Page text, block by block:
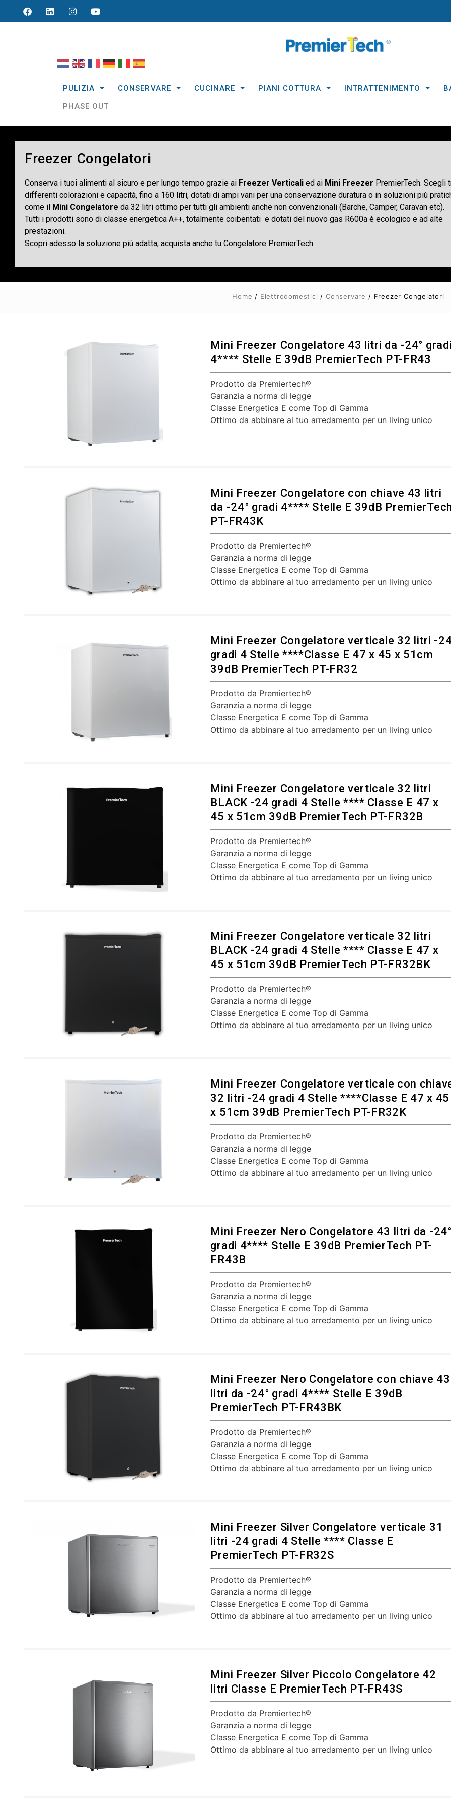
PULIZIA CONSERVARE CUCINARE PIANI COTTURA INTRATTENIMENTO
PHASE OUT
Freezer Congelatori
Conserva i tuoi alimenti al sicuro e per lungo tempo grazie ai Freezer Verticali ed ai Mini Freezer PremierTech. Scegli
differenti colorazioni e capacità, fino a 160 litri, dotati di ampi vani per una conservazione duratura o in soluzioni più
come il Mini Congelatore da 32 litri ottimo per tutti gli ambienti anche non convenzionali (Barche, Camper, Caravan etc).
Tutti i prodotti sono di classe energetica A++, totalmente coibentati e dotati del nuovo gas R600a è ecologico e ad alte
prestazioni.
Scopri adesso la soluzione più adatta, acquista anche tu Congelatore PremierTech.
Home / Elettrodomestici /Conservare / Freezer Congelatori
Mini Freezer Congelatore 43 litri da -24° gradi
4**** Stelle E 39dB PremierTech PT-FR43
Prodotto da Premiertech®
Garanzia a norma di legge
Classe Energetica E come Top di Gamma
Ottimo da abbinare al tuo arredamento per un living unico
Mini Freezer Congelatore con chiave 43 litri
da -24° gradi 4**** Stelle E 39dB
PT-FR43K
Prodotto da Premiertech®
Garanzia a norma di legge
Classe Energetica E come Top di Gamma
Ottimo da abbinare al tuo arredamento per un living unico
Mini Freezer Congelatore verticale 32 litri -
gradi 4 Stelle ****Classe E 47 x 45 x 51cm
39dB PremierTech PT-FR32
Prodotto da Premiertech®
Garanzia a norma di legge
Classe Energetica E come Top di Gamma
Ottimo da abbinare al tuo arredamento per un living unico
Mini Freezer Congelatore verticale 32 litri
BLACK -24 gradi 4 Stelle **** Classe E 47 x
45 x 51cm 39dB PremierTech PT-FR32B
Prodotto da Premiertech®
Garanzia a norma di legge
Classe Energetica E come Top di Gamma
Ottimo da abbinare al tuo arredamento per un living unico
Mini Freezer Congelatore verticale 32 litri
BLACK -24 gradi 4 Stelle **** Classe E 47 x
45 x 51cm 39dB PremierTech PT-FR32BK
Prodotto da Premiertech®
Garanzia a norma di legge
Classe Energetica E come Top di Gamma
Ottimo da abbinare al tuo arredamento per un living unico
Mini Freezer Congelatore verticale con
32 litri -24 gradi 4 Stelle ****Classe E 47 x 45
x 51cm 39dB PremierTech PT-FR32K
Prodotto da Premiertech®
Garanzia a norma di legge
Classe Energetica E come Top di Gamma
Ottimo da abbinare al tuo arredamento per un living unico
Mini Freezer Nero Congelatore 43 litri da -24°
gradi 4**** Stelle E 39dB PremierTech PT-
FR43B
Prodotto da Premiertech®
Garanzia a norma di legge
Classe Energetica E come Top di Gamma
Ottimo da abbinare al tuo arredamento per un living unico
Mini Freezer Nero Congelatore con chiave 43
litri da -24° gradi 4**** Stelle E 39dB
PremierTech PT-FR43BK
Prodotto da Premiertech®
Garanzia a norma di legge
Classe Energetica E come Top di Gamma
Ottimo da abbinare al tuo arredamento per un living unico
Mini Freezer Silver Congelatore verticale 31
litri -24 gradi 4 Stelle **** Classe E
PremierTech PT-FR32S
Prodotto da Premiertech®
Garanzia a norma di legge
Classe Energetica E come Top di Gamma
Ottimo da abbinare al tuo arredamento per un living unico
Mini Freezer Silver Piccolo Congelatore 42
litri Classe E PremierTech PT-FR43S
Prodotto da Premiertech®
Garanzia a norma di legge
Classe Energetica E come Top di Gamma
Ottimo da abbinare al tuo arredamento per un living unico